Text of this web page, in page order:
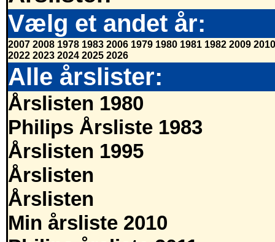
Vælg et andet år:
2007 2008 1978 1983 2006 1979 1980 1981 1982 2009 2010
2022 2023 2024 2025 2026
Alle årslister:
Årslisten 1980
Philips Årsliste 1983
Årslisten 1995
Årslisten
Årslisten
Min årsliste 2010